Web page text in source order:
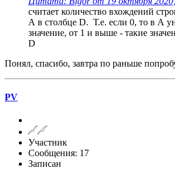
считает количество вхождений
А в столбце D. Т.е. если 0, то в А
значение, от 1 и выше - такие
D
Понял, спасибо, завтра по раньше
PV
Участник
Сообщения: 17
Записан